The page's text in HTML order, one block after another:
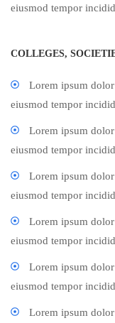
eiusmod tempor
COLLEGES,
Lorem ipsum
eiusmod tempor
Lorem ipsum
eiusmod tempor
Lorem ipsum
eiusmod tempor
Lorem ipsum
eiusmod tempor
Lorem ipsum
eiusmod tempor
Lorem ipsum